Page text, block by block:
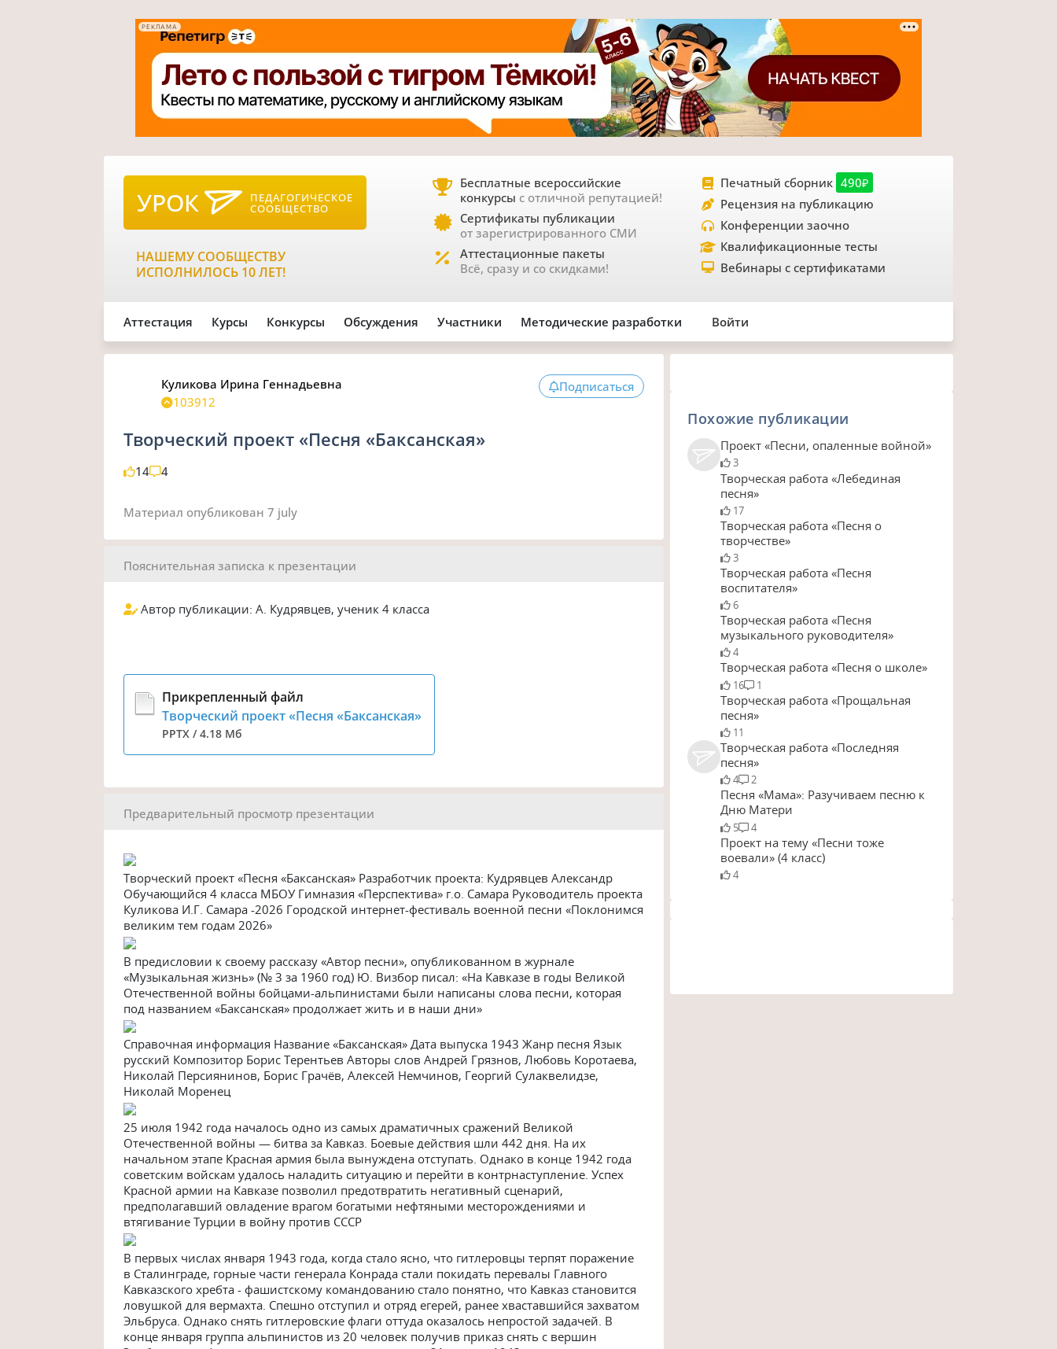
РЕКЛАМА
УРОК ПЕДАГОГИЧЕСКОЕ
СООБЩЕСТВО
НАШЕМУ СООБЩЕСТВУ
ИСПОЛНИЛОСЬ 10 ЛЕТ!
Бесплатные всероссийские
конкурсы с отличной репутацией!
Сертификаты публикации
от зарегистрированного СМИ
Аттестационные пакеты
Всё, сразу и со скидками!
Печатный сборник 490₽
Рецензия на публикацию
Конференции заочно
Квалификационные тесты
Вебинары с сертификатами
Аттестация Курсы Конкурсы Обсуждения Участники Методические разработки Войти
Куликова Ирина Геннадьевна
103912
Подписаться
Творческий проект «Песня «Баксанская»
14 4
Материал опубликован 7 july
Пояснительная записка к презентации
Автор публикации: А. Кудрявцев, ученик 4 класса
Творческий проект «Песня «Баксанская»
PPTX / 4.18 Мб
Предварительный просмотр презентации
Творческий проект «Песня «Баксанская» Разработчик проекта: Кудрявцев Александр
Обучающийся 4 класса МБОУ Гимназия «Перспектива» г.о. Самара Руководитель проекта
Куликова И.Г. Самара -2026 Городской интернет-фестиваль военной песни «Поклонимся
великим тем годам 2026»
В предисловии к своему рассказу «Автор песни», опубликованном в журнале
«Музыкальная жизнь» (№ 3 за 1960 год) Ю. Визбор писал: «На Кавказе в годы Великой
Отечественной войны бойцами-альпинистами были написаны слова песни, которая
под названием «Баксанская» продолжает жить и в наши дни»
Справочная информация Название «Баксанская» Дата выпуска 1943 Жанр песня Язык
русский Композитор Борис Терентьев Авторы слов Андрей Грязнов, Любовь Коротаева,
Николай Персиянинов, Борис Грачёв, Алексей Немчинов, Георгий Сулаквелидзе,
Николай Моренец
25 июля 1942 года началось одно из самых драматичных сражений Великой
Отечественной войны — битва за Кавказ. Боевые действия шли 442 дня. На их
начальном этапе Красная армия была вынуждена отступать. Однако в конце 1942 года
советским войскам удалось наладить ситуацию и перейти в контрнаступление. Успех
Красной армии на Кавказе позволил предотвратить негативный сценарий,
предполагавший овладение врагом богатыми нефтяными месторождениями и
втягивание Турции в войну против СССР
В первых числах января 1943 года, когда стало ясно, что гитлеровцы терпят поражение
в Сталинграде, горные части генерала Конрада стали покидать перевалы Главного
Кавказского хребта - фашистскому командованию стало понятно, что Кавказ становится
ловушкой для вермахта. Спешно отступил и отряд егерей, ранее хваставшийся захватом
Эльбруса. Однако снять гитлеровские флаги оттуда оказалось непростой задачей. В
конце января группа альпинистов из 20 человек получив приказ снять с вершин
Похожие публикации
Проект «Песни, опаленные войной»
3
Творческая работа «Лебединая
песня»
17
Творческая работа «Песня о
творчестве»
3
Творческая работа «Песня
воспитателя»
6
Творческая работа «Песня
музыкального руководителя»
4
Творческая работа «Песня о школе»
16 1
Творческая работа «Прощальная
песня»
11
Творческая работа «Последняя
песня»
4 2
Песня «Мама»: Разучиваем песню к
Дню Матери
5 4
Проект на тему «Песни тоже
воевали» (4 класс)
4